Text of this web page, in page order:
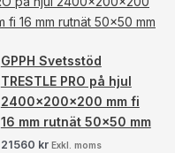
GPPH Svetsstöd
TRESTLE PRO på hjul
2400x200x200 mm fi
16 mm rutnät 50×50 mm
21560 kr Exkl. moms